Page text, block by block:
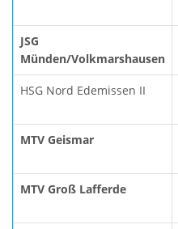
JSG
Münden/Volkmarshausen
HSG Nord Edemissen II
MTV Geismar
MTV Groß Lafferde